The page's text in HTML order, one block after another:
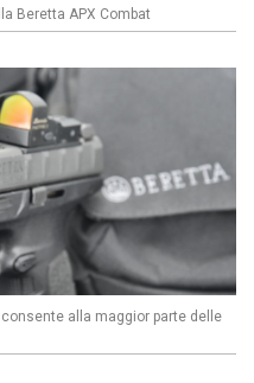
Beretta APX Combat
alla maggior parte delle